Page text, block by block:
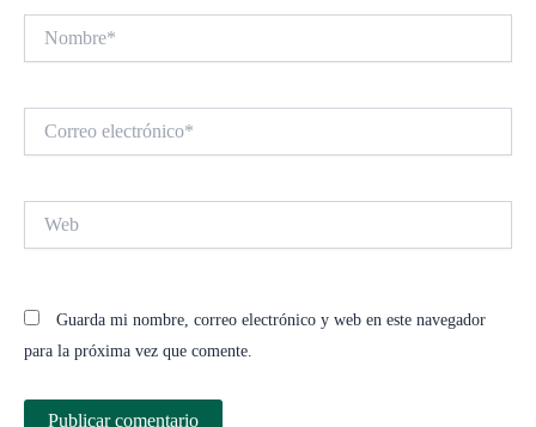
electrónico*
Guarda mi nombre, correo electrónico y web en este navegador
para la próxima vez que comente.